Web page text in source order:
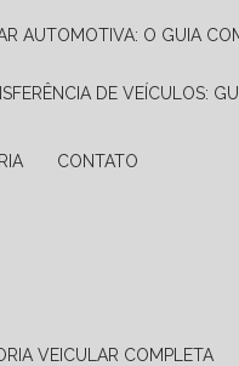
AUTOMOTIVA: O GUIA
DE VEÍCULOS:
CONTATO
VEICULAR COMPLETA